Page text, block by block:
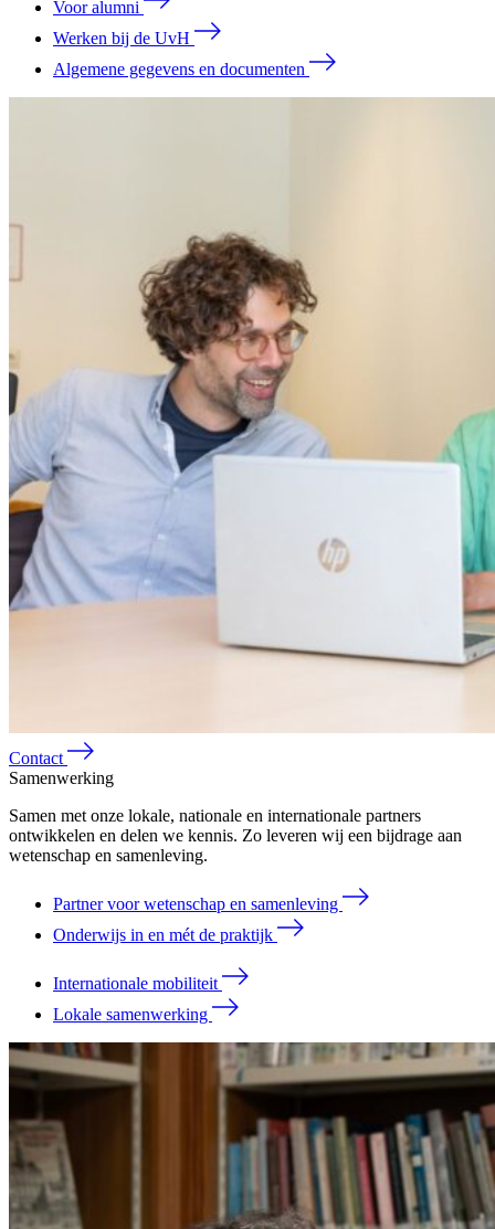
Voor alumni
Werken bij de UvH
Algemene gegevens en documenten
Contact
Samenwerking
Samen met onze lokale, nationale en internationale partners
ontwikkelen en delen we kennis. Zo leveren wij een bijdrage aan
wetenschap en samenleving.
Partner voor wetenschap en samenleving
Onderwijs in en mét de praktijk
Internationale mobiliteit
Lokale samenwerking